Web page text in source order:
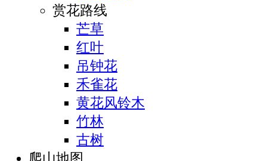
赏花路线
芒草
红叶
吊钟花
禾雀花
黄花风铃木
竹林
古树